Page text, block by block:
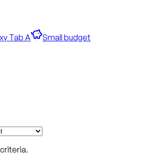
Tab A Small budget